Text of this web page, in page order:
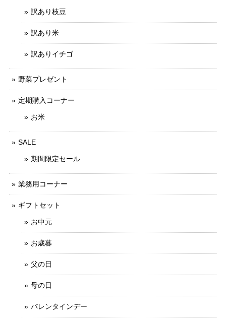
訳あり枝豆
訳あり米
訳ありイチゴ
野菜プレゼント
定期購入コーナー
お米
SALE
期間限定セール
業務用コーナー
ギフトセット
お中元
お歳暮
父の日
母の日
バレンタインデー